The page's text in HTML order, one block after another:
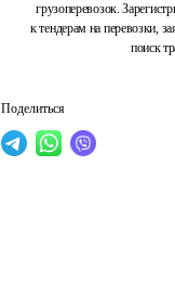
грузоперевозок.
к тендерам на перевозки,
поиск
Поделиться